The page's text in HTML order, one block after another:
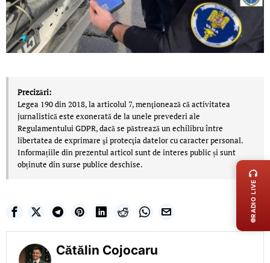
Precizări:
Legea 190 din 2018, la articolul 7, menţionează că activitatea
jurnalistică este exonerată de la unele prevederi ale
Regulamentului GDPR, dacă se păstrează un echilibru între
libertatea de exprimare şi protecţia datelor cu caracter personal.
Informațiile din prezentul articol sunt de interes public și sunt
obținute din surse publice deschise.
Cătălin Cojocaru
RADIO LIVE